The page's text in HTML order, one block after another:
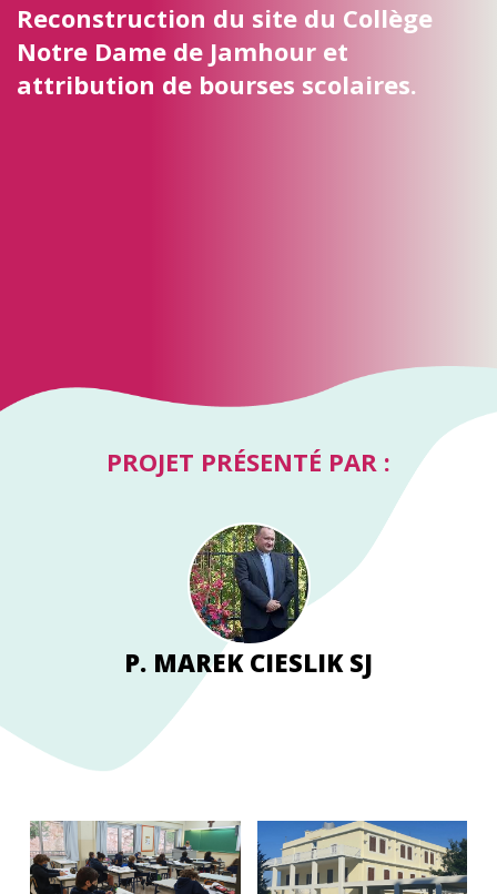
Reconstruction du site du Collège
Notre Dame de Jamhour et
attribution de bourses scolaires.
PROJET PRÉSENTÉ PAR :
P. MAREK CIESLIK SJ